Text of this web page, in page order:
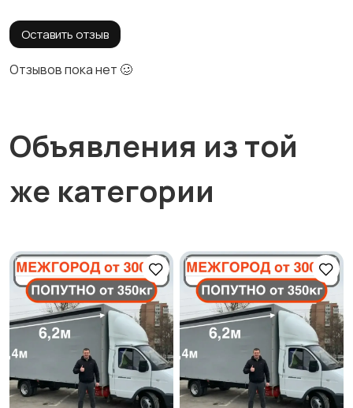
Оставить отзыв
Отзывов пока нет 🥴
Объявления из той
же категории